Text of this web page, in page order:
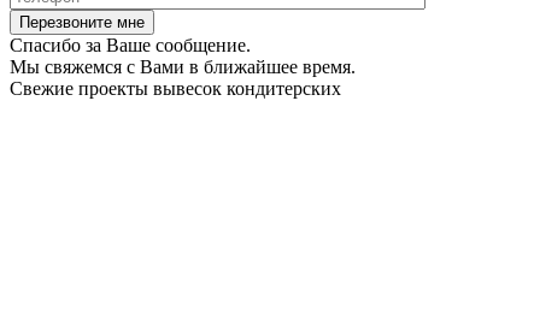
Спасибо за Ваше сообщение.
Мы свяжемся с Вами в ближайшее время.
Свежие проекты вывесок кондитерских